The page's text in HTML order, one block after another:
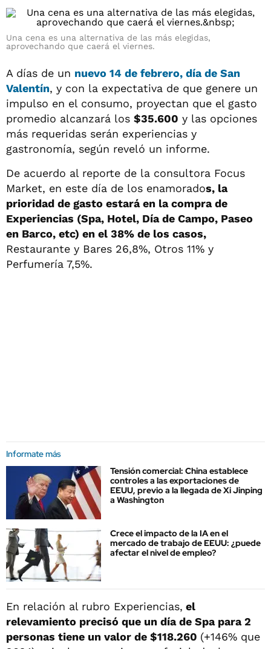
Una cena es una alternativa de las más elegidas,
aprovechando que caerá el viernes.
A días de un nuevo 14 de febrero, día de San
Valentín, y con la expectativa de que genere un
impulso en el consumo, proyectan que el gasto
promedio alcanzará los $35.600 y las opciones
más requeridas serán experiencias y
gastronomía, según reveló un informe.
De acuerdo al reporte de la consultora Focus
Market, en este día de los enamorados, la
prioridad de gasto estará en la compra de
Experiencias (Spa, Hotel, Día de Campo, Paseo
en Barco, etc) en el 38% de los casos,
Restaurante y Bares 26,8%, Otros 11% y
Perfumería 7,5%.
Informate más
Tensión comercial: China establece
controles a las exportaciones de
EEUU, previo a la llegada de Xi Jinping
a Washington
Crece el impacto de la IA en el
mercado de trabajo de EEUU: ¿puede
afectar el nivel de empleo?
En relación al rubro Experiencias, el
relevamiento precisó que un día de Spa para 2
personas tiene un valor de $118.260 (+146% que